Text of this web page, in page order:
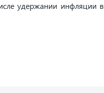
удержании инфляции в